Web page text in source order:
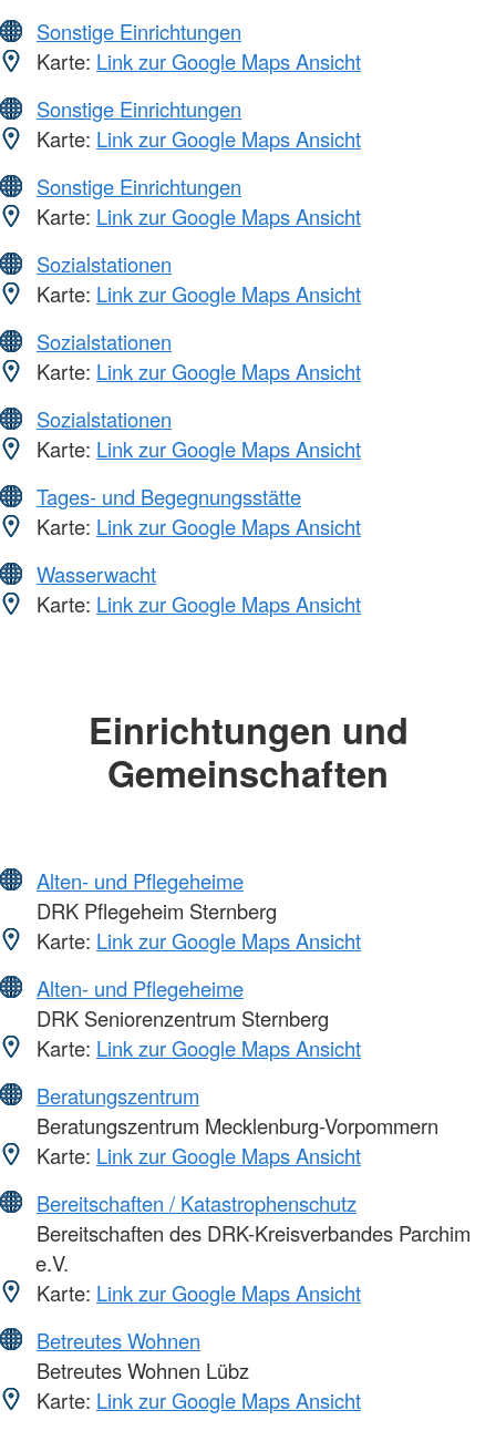
Sonstige Einrichtungen
Karte: Link zur Google Maps Ansicht
Sonstige Einrichtungen
Karte: Link zur Google Maps Ansicht
Sonstige Einrichtungen
Karte: Link zur Google Maps Ansicht
Sozialstationen
Karte: Link zur Google Maps Ansicht
Sozialstationen
Karte: Link zur Google Maps Ansicht
Sozialstationen
Karte: Link zur Google Maps Ansicht
Tages- und Begegnungsstätte
Karte: Link zur Google Maps Ansicht
Wasserwacht
Karte: Link zur Google Maps Ansicht
Einrichtungen und
Gemeinschaften
Alten- und Pflegeheime
DRK Pflegeheim Sternberg
Karte: Link zur Google Maps Ansicht
Alten- und Pflegeheime
DRK Seniorenzentrum Sternberg
Karte: Link zur Google Maps Ansicht
Beratungszentrum
Beratungszentrum Mecklenburg-Vorpommern
Karte: Link zur Google Maps Ansicht
Bereitschaften / Katastrophenschutz
Bereitschaften des DRK-Kreisverbandes Parchim
e.V.
Karte: Link zur Google Maps Ansicht
Betreutes Wohnen
Betreutes Wohnen Lübz
Karte: Link zur Google Maps Ansicht